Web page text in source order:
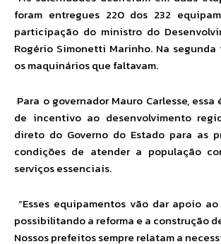
foram entregues 220 dos 232
participação do ministro do
Rogério Simonetti Marinho. Na
os maquinários que faltavam.
Para o governador Mauro Carlesse,
de incentivo ao desenvolvimento
direto do Governo do Estado para as
condições de atender a população
serviços essenciais.
“Esses equipamentos vão dar apoio
possibilitando a reforma e a construção
Nossos prefeitos sempre relatam a